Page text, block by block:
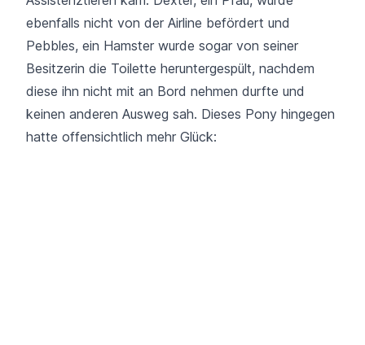
ebenfalls nicht von der Airline befördert und
Pebbles, ein Hamster wurde sogar von seiner
Besitzerin die Toilette heruntergespült, nachdem
diese ihn nicht mit an Bord nehmen durfte und
keinen anderen Ausweg sah. Dieses Pony hingegen
hatte offensichtlich mehr Glück: